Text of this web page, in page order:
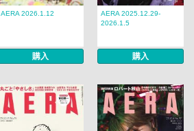
AERA 2026.1.12
購入
AERA 2025.12.29-
2026.1.5
購入